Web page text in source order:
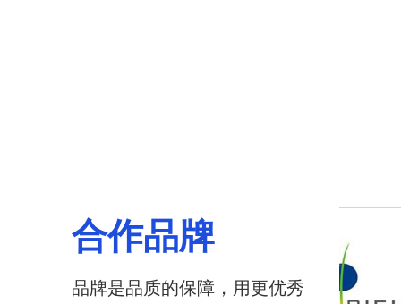
合作品牌
品牌是品质的保障，用更优秀